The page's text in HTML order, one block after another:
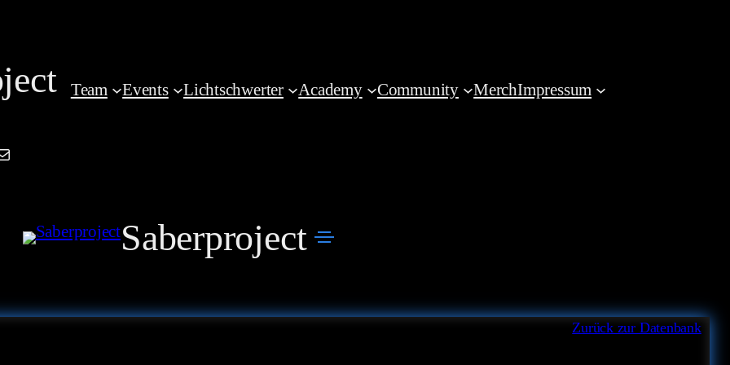
Team Events Lichtschwerter Academy Community MerchImpressum
Saberproject
Zurück zur Datenbank